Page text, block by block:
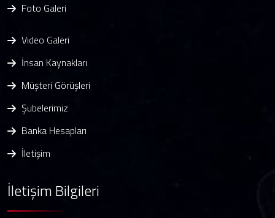
Foto Galeri
Video Galeri
İnsan Kaynakları
Müşteri Görüşleri
Şubelerimiz
Banka Hesapları
İletişim
İletişim Bilgileri